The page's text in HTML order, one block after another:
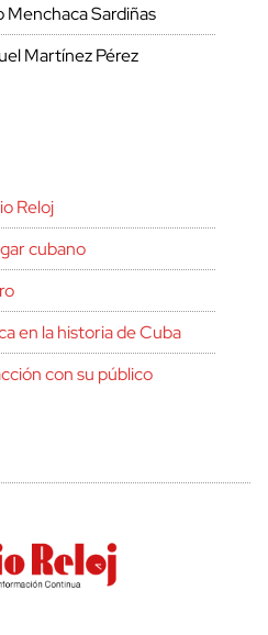
Sardiñas
Martínez Pérez
Reloj
cubano
en la historia de Cuba
con su público